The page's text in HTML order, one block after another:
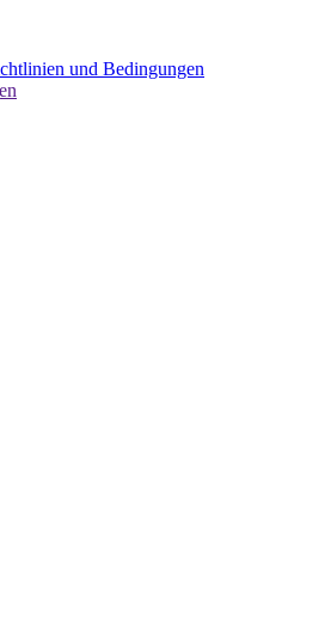
und Bedingungen